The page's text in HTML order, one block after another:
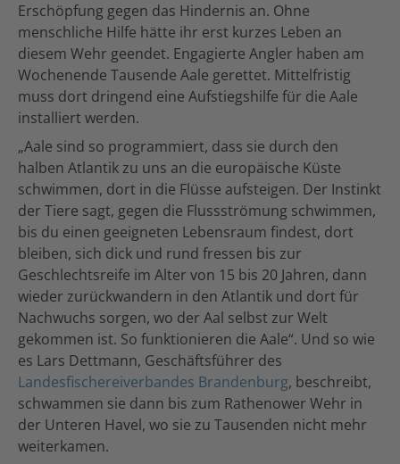
Erschöpfung gegen das Hindernis an. Ohne
menschliche Hilfe hätte ihr erst kurzes Leben an
diesem Wehr geendet. Engagierte Angler haben am
Wochenende Tausende Aale gerettet. Mittelfristig
muss dort dringend eine Aufstiegshilfe für die Aale
installiert werden.
„Aale sind so programmiert, dass sie durch den
halben Atlantik zu uns an die europäische Küste
schwimmen, dort in die Flüsse aufsteigen. Der Instinkt
der Tiere sagt, gegen die Flussströmung schwimmen,
bis du einen geeigneten Lebensraum findest, dort
bleiben, sich dick und rund fressen bis zur
Geschlechtsreife im Alter von 15 bis 20 Jahren, dann
wieder zurückwandern in den Atlantik und dort für
Nachwuchs sorgen, wo der Aal selbst zur Welt
gekommen ist. So funktionieren die Aale“. Und so wie
es Lars Dettmann, Geschäftsführer des
Landesfischereiverbandes Brandenburg, beschreibt,
schwammen sie dann bis zum Rathenower Wehr in
der Unteren Havel, wo sie zu Tausenden nicht mehr
weiterkamen.